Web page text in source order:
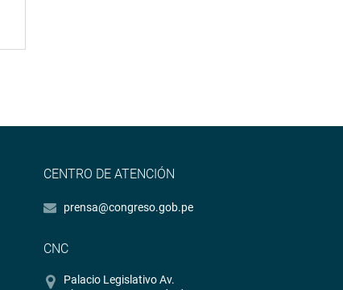
CENTRO DE ATENCIÓN
prensa@congreso.gob.pe
CNC
Palacio Legislativo Av.